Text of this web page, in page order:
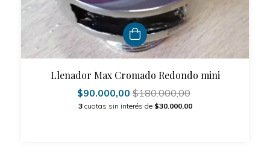
Llenador Max Cromado Redondo mini
$90.000,00$180.000,00
3 cuotas sin interés de $30.000,00